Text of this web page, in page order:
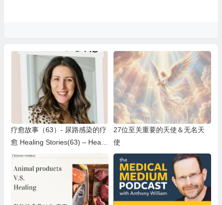
疗愈故事（63）- 尿路感染的疗
愈 Healing Stories(63) – Healin
g UTI
27位至关重要的天使＆无名天
使